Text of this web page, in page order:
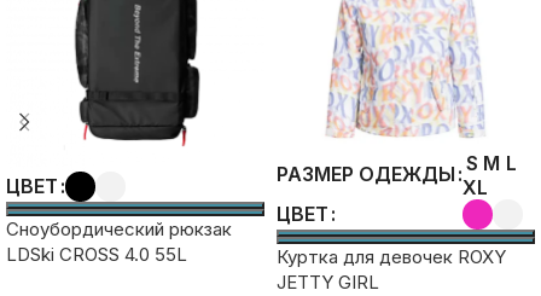
ЦВЕТ
Сноубордический рюкзак
LDSki CROSS 4.0 55L
РАЗМЕР ОДЕЖДЫ S M L
XL
ЦВЕТ
Куртка для девочек ROXY
JETTY GIRL